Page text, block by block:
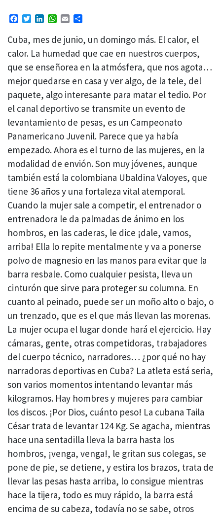
Facebook
TwitterLinkedIn
WhatsApp
Email
Cuba, mes de junio, un domingo más. El calor, el
calor. La humedad que cae en nuestros cuerpos,
que se enseñorea en la atmósfera, que nos agota…
mejor quedarse en casa y ver algo, de la tele, del
paquete, algo interesante para matar el tedio. Por
el canal deportivo se transmite un evento de
levantamiento de pesas, es un Campeonato
Panamericano Juvenil. Parece que ya había
empezado. Ahora es el turno de las mujeres, en la
modalidad de envión. Son muy jóvenes, aunque
también está la colombiana Ubaldina Valoyes, que
tiene 36 años y una fortaleza vital atemporal.
Cuando la mujer sale a competir, el entrenador o
entrenadora le da palmadas de ánimo en los
hombros, en las caderas, le dice ¡dale, vamos,
arriba! Ella lo repite mentalmente y va a ponerse
polvo de magnesio en las manos para evitar que la
barra resbale. Como cualquier pesista, lleva un
cinturón que sirve para proteger su columna. En
cuanto al peinado, puede ser un moño alto o bajo, o
un trenzado, que es el que más llevan las morenas.
La mujer ocupa el lugar donde hará el ejercicio. Hay
cámaras, gente, otras competidoras, trabajadores
del cuerpo técnico, narradores… ¿por qué no hay
narradoras deportivas en Cuba? La atleta está seria,
son varios momentos intentando levantar más
kilogramos. Hay hombres y mujeres para cambiar
los discos. ¡Por Dios, cuánto peso! La cubana Taila
César trata de levantar 124 Kg. Se agacha, mientras
hace una sentadilla lleva la barra hasta los
hombros, ¡venga, venga!, le gritan sus colegas, se
pone de pie, se detiene, y estira los brazos, trata de
llevar las pesas hasta arriba, lo consigue mientras
hace la tijera, todo es muy rápido, la barra está
encima de su cabeza, todavía no se sabe, otros